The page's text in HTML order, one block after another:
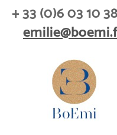
+ 33 (0)6 03 10